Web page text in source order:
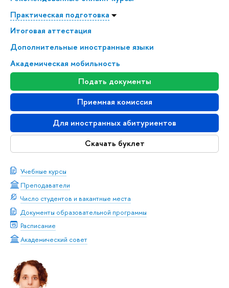
Практическая подготовка
Итоговая аттестация
Дополнительные иностранные языки
Академическая мобильность
Подать документы
Приемная комиссия
Для иностранных абитуриентов
Скачать буклет
Учебные курсы
Преподаватели
Число студентов и вакантные места
Документы образовательной программы
Расписание
Академический совет